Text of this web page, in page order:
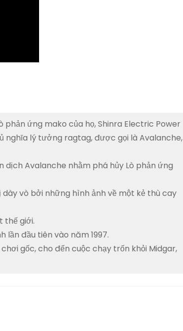
ứng mako của họ, Shinra Electric Power
nghĩa lý tưởng ragtag, được gọi là Avalanche,
dịch Avalanche nhằm phá hủy Lò phản ứng
vò bởi những hình ảnh về một kẻ thù cay
thế giới.
lần đầu tiên vào năm 1997.
gốc, cho đến cuộc chạy trốn khỏi Midgar,